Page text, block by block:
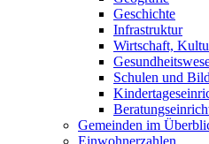
Geschichte
Infrastruktur
Wirtschaft,
Schulen und
Gemeinden im
Einwohnerzahlen